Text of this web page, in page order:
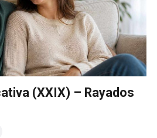
(XXIX) – Rayados